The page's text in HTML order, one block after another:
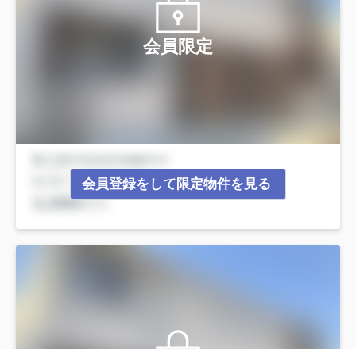
会員限定
会員登録をして限定物件を見る